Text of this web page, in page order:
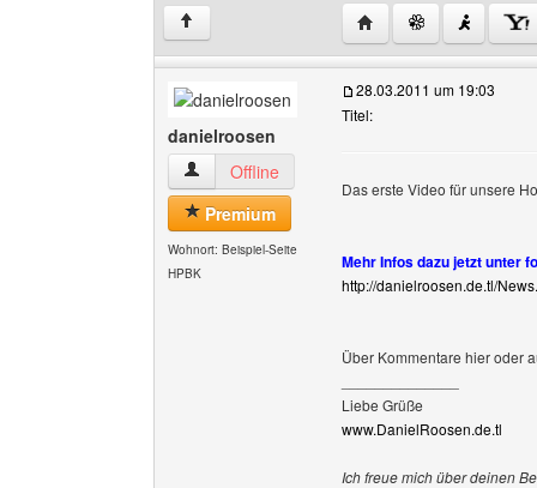
↑ Website dieses
danielroosen
danielroosen Benutzer-Profile anzeigen
Offline
Premium
Wohnort: Beispiel-Seite
HPBK
28.03.2011 um 19:03
Titel:
Das erste Video für unsere
Mehr Infos dazu jetzt unter
http://danielroosen.de.tl/
Über Kommentare hier oder
Liebe Grüße
www.DanielRoosen.de.tl
Ich freue mich über deinen